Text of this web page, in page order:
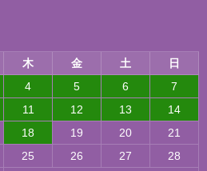
木 金 土
日
4 5 6
7
11 12 13
14
18 19 20
21
25 26 27
28